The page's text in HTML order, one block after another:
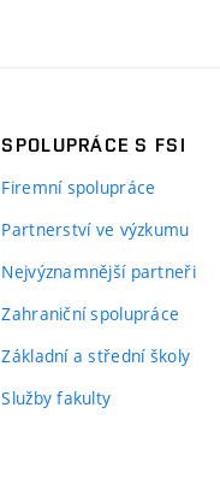
SPOLUPRÁCE S FSI
Firemní spolupráce
Partnerství ve výzkumu
Nejvýznamnější partneři
Zahraniční spolupráce
Základní a střední školy
Služby fakulty